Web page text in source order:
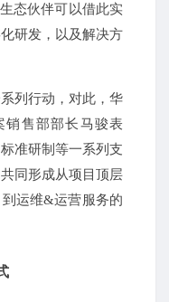
态伙伴可以借此实
研发，以及解决方
列行动，对此，华
销售部部长马骏表
准研制等一系列支
同形成从项目顶层
运维&运营服务的